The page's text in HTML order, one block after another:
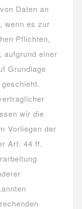
Daten an
wenn es zur
Pflichten,
aufgrund einer
Grundlage
wir die
Vorliegen der
Art. 44 ff.